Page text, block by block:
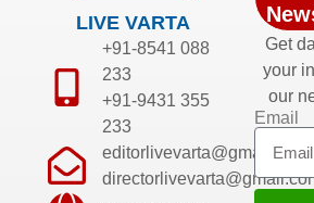
LIVE VARTA
+91-8541 088
233
+91-9431 355
233
editorlivevarta@gmail.com
Get
your
our
Email